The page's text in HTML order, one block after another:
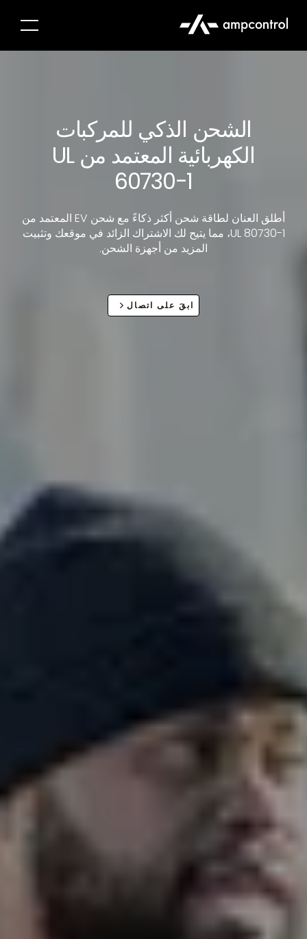
الشحن الذكي للمركبات
الكهربائية المعتمد من UL
60730-1
أطلق العنان لطاقة شحن أكثر ذكاءً مع شحن EV المعتمد من
UL 80730-1، مما يتيح لك الاشتراك الزائد في موقعك وتثبيت
المزيد من أجهزة الشحن.
ابقَ على اتصال